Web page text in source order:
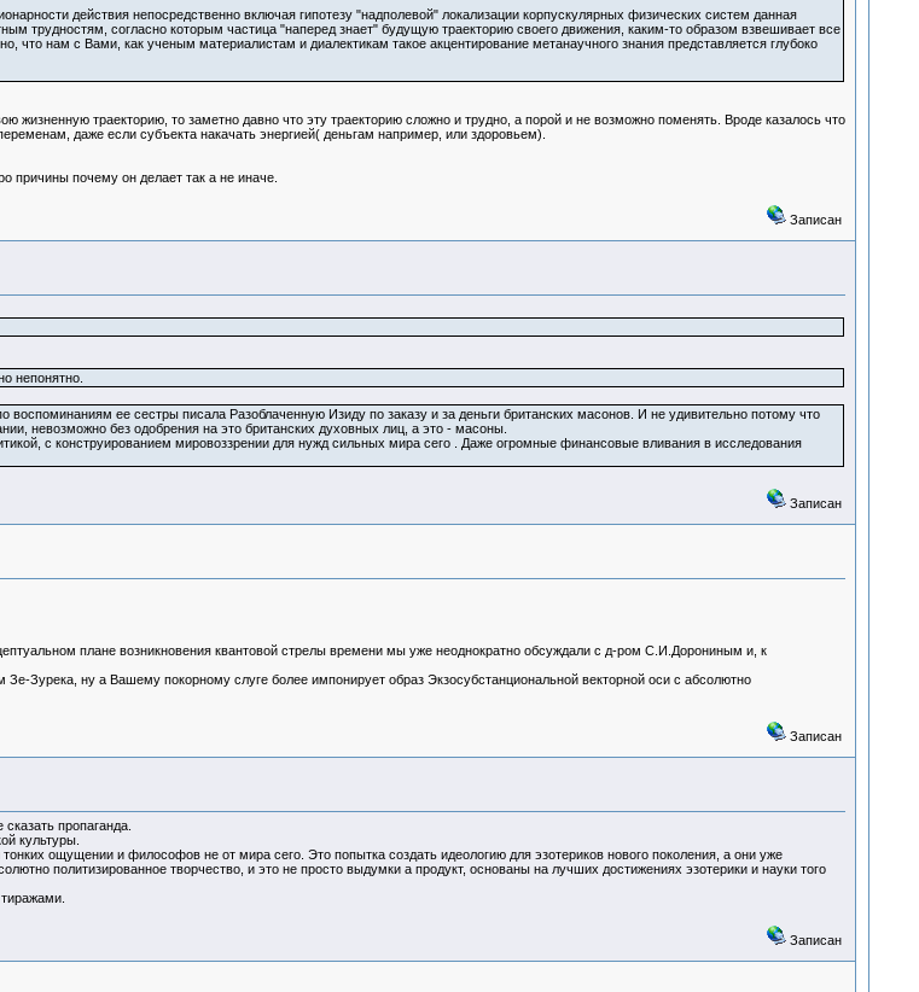
действия непосредственно включая гипотезу "надполевой" локализации корпускулярных физических систем данная
трудностям, согласно которым частица "наперед знает" будущую траекторию своего движения, каким-то образом взвешивает все
что нам с Вами, как ученым материалистам и диалектикам такое акцентирование метанаучного знания представляется глубоко
жизненную траекторию, то заметно давно что эту траекторию сложно и трудно, а порой и не возможно поменять. Вроде казалось что
даже если субъекта накачать энергией( деньгам например, или здоровьем).
причины почему он делает так а не иначе.
Записан
непонятно.
воспоминаниям ее сестры писала Разоблаченную Изиду по заказу и за деньги британских масонов. И не удивительно потому что
невозможно без одобрения на это британских духовных лиц, а это - масоны.
с конструированием мировоззрении для нужд сильных мира сего . Даже огромные финансовые вливания в исследования
Записан
плане возникновения квантовой стрелы времени мы уже неоднократно обсуждали с д-ром С.И.Дорониным и, к
Зурека, ну а Вашему покорному слуге более импонирует образ Экзосубстанциональной векторной оси с абсолютно
Записан
пропаганда.
культуры.
ощущении и философов не от мира сего. Это попытка создать идеологию для эзотериков нового поколения, а они уже
политизированное творчество, и это не просто выдумки а продукт, основаны на лучших достижениях эзотерики и науки того
Записан